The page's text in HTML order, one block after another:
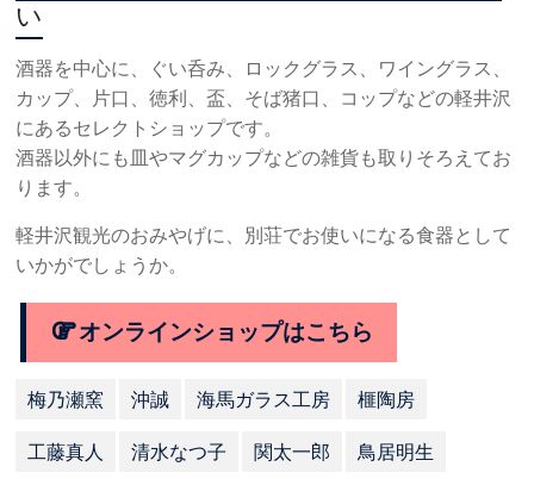
い
酒器を中心に、ぐい呑み、ロックグラス、ワイングラス、
カップ、片口、徳利、盃、そば猪口、コップなどの軽井沢
にあるセレクトショップです。
酒器以外にも皿やマグカップなどの雑貨も取りそろえてお
ります。
軽井沢観光のおみやげに、別荘でお使いになる食器として
いかがでしょうか。
オンラインショップはこちら
梅乃瀬窯 沖誠 海馬ガラス工房 榧陶房
工藤真人 清水なつ子 関太一郎 鳥居明生